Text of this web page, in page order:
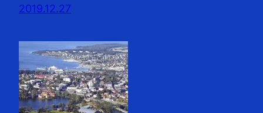
2019.12.27